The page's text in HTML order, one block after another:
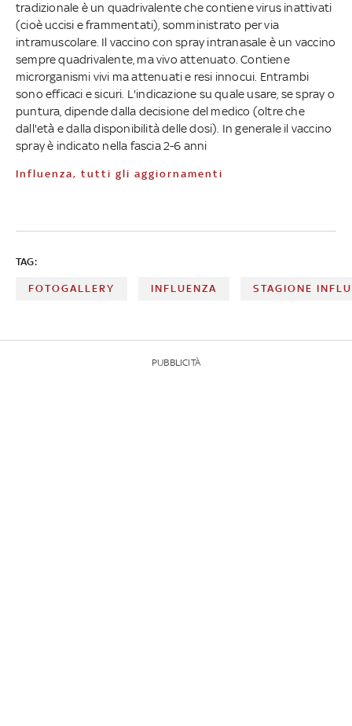
tradizionale è un quadrivalente che contiene virus inattivati
(cioè uccisi e frammentati), somministrato per via
intramuscolare. Il vaccino con spray intranasale è un vaccino
sempre quadrivalente, ma vivo attenuato. Contiene
microrganismi vivi ma attenuati e resi innocui. Entrambi
sono efficaci e sicuri. L'indicazione su quale usare, se spray o
puntura, dipende dalla decisione del medico (oltre che
dall'età e dalla disponibilità delle dosi). In generale il vaccino
spray è indicato nella fascia 2-6 anni
Influenza, tutti gli aggiornamenti
TAG:
FOTOGALLERY INFLUENZA STAGIONE
PUBBLICITÀ